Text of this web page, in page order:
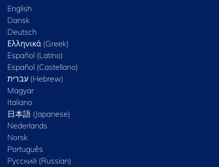
English
Dansk
Deutsch
Ελληνικά (Greek)
Español (Latino)
Español (Castellano)
Magyar
Italiano
日本語 (Japanese)
Nederlands
Norsk
Português
Русский (Russian)